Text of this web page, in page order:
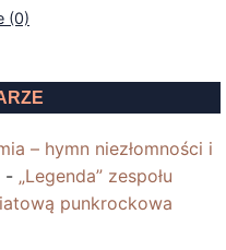
(0)
– hymn niezłomności i
- „Legenda” zespołu
punkrockowa